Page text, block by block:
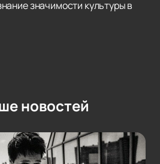
значимости культуры в
новостей